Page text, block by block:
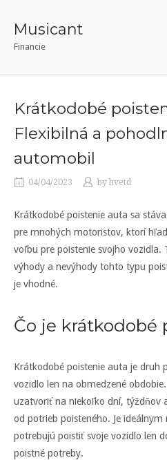
Musicant
Financie
Krátkodobé
Flexibilná a
automobil
04/04/2023 by hvetd
Krátkodobé poistenie auta sa
pre mnohých motoristov, ktorí
voľbu pre poistenie svojho vozidla.
výhody a nevýhody tohto typu
je vhodné.
Čo je krátkodobé
Krátkodobé poistenie auta je druh
vozidlo len na obmedzené
uzatvoriť na niekoľko dní, týždňov
od potrieb poisteného. Je
potrebujú poistiť svoje vozidlo len
poistné potreby.